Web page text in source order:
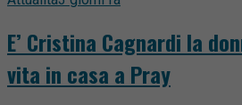
E’ Cristina Cagnardi la
vita in casa a Pray